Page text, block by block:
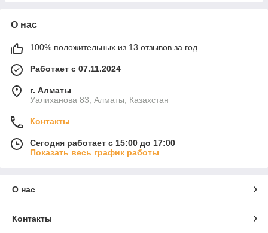
О нас
100% положительных из 13 отзывов за год
Работает с 07.11.2024
г. Алматы
Уалиханова 83, Алматы, Казахстан
Контакты
Сегодня работает с 15:00 до 17:00
Показать весь график работы
О нас
Контакты